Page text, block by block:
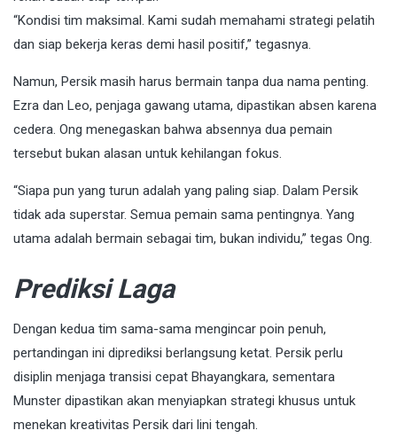
“Kondisi tim maksimal. Kami sudah memahami strategi pelatih
dan siap bekerja keras demi hasil positif,” tegasnya.
Namun, Persik masih harus bermain tanpa dua nama penting.
Ezra dan Leo, penjaga gawang utama, dipastikan absen karena
cedera. Ong menegaskan bahwa absennya dua pemain
tersebut bukan alasan untuk kehilangan fokus.
“Siapa pun yang turun adalah yang paling siap. Dalam Persik
tidak ada superstar. Semua pemain sama pentingnya. Yang
utama adalah bermain sebagai tim, bukan individu,” tegas Ong.
Prediksi Laga
Dengan kedua tim sama-sama mengincar poin penuh,
pertandingan ini diprediksi berlangsung ketat. Persik perlu
disiplin menjaga transisi cepat Bhayangkara, sementara
Munster dipastikan akan menyiapkan strategi khusus untuk
menekan kreativitas Persik dari lini tengah.